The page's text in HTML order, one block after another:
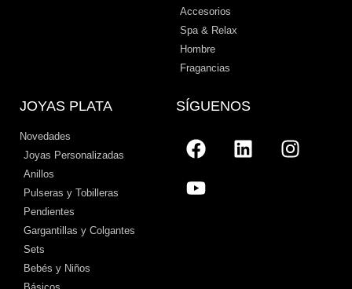
Accesorios
Spa & Relax
Hombre
Fragancias
JOYAS PLATA
Novedades
Joyas Personalizadas
Anillos
Pulseras y Tobilleras
Pendientes
Gargantillas y Colgantes
Sets
Bebés y Niños
SÍGUENOS